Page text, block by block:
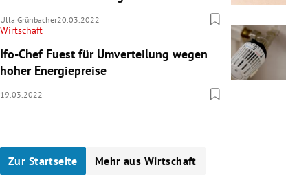
Ulla Grünbacher20.03.2022
Wirtschaft
Ifo-Chef Fuest für Umverteilung wegen
hoher Energiepreise
19.03.2022
Zur Startseite Mehr aus Wirtschaft